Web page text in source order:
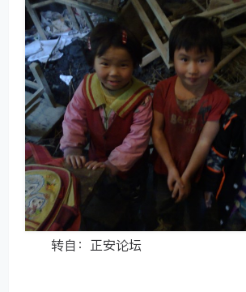
转自：正安论坛